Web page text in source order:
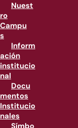
Nuest
ro
Campu
s
Inform
ación
institucio
nal
Docu
mentos
Institucio
nales
Símbo